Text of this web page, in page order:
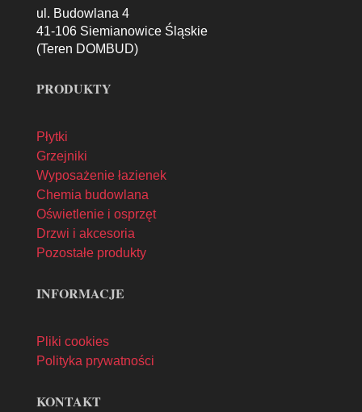
ul. Budowlana 4
41-106 Siemianowice Śląskie
(Teren DOMBUD)
PRODUKTY
Płytki
Grzejniki
Wyposażenie łazienek
Chemia budowlana
Oświetlenie i osprzęt
Drzwi i akcesoria
Pozostałe produkty
INFORMACJE
Pliki cookies
Polityka prywatności
KONTAKT